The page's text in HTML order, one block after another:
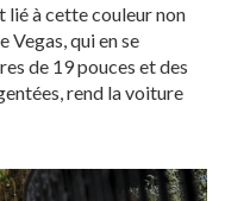
à cette couleur non
Vegas, qui en se
de 19 pouces et des
rend la voiture